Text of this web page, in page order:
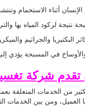
أثناء الاستحمام
لركود المياه بها
البكتيريا والجراثيم
في المسبحة يؤدي
تقدم شركة
من الخدمات المتعلقة
العميل، ومن بين